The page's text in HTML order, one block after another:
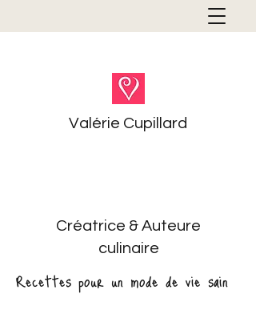
Valérie Cupillard
Créatrice & Auteure
culinaire
Recettes pour un mode de vie sain